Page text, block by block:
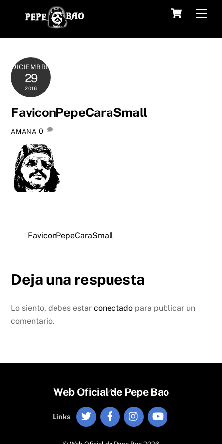
Cart
DICIEMBRE
29
2016
FaviconPepeCaraSmall
AMANA 0
FaviconPepeCaraSmall
Deja una respuesta
Lo siento, debes estarconectado para publicar un
comentario.
Back
Top
Web Oficial de Pepe Bao
Links
Twitter FacebookInstagram